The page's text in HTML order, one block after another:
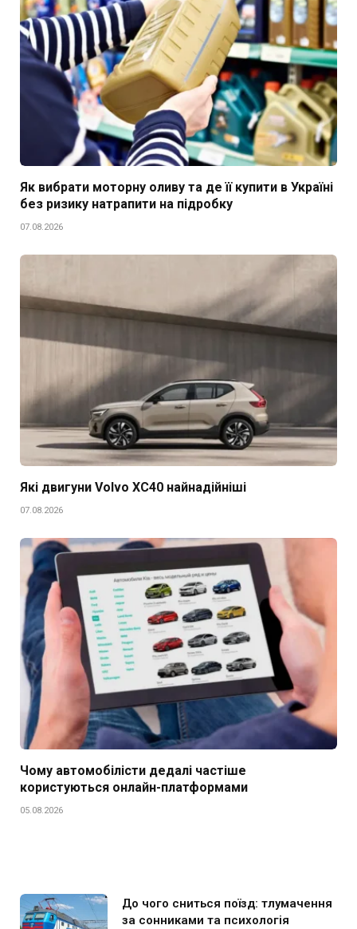
Як вибрати моторну оливу та де її купити в Україні
без ризику натрапити на підробку
07.08.2026
Які двигуни Volvo XC40 найнадійніші
07.08.2026
Чому автомобілісти дедалі частіше
користуються онлайн-платформами
05.08.2026
До чого сниться поїзд: тлумачення
за сонниками та психологія